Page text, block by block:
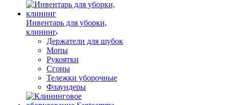
Инвентарь для уборки,
клининг
Держатели для шубок
Мопы
Рукоятки
Сгоны
Тележки уборочные
Флаундеры